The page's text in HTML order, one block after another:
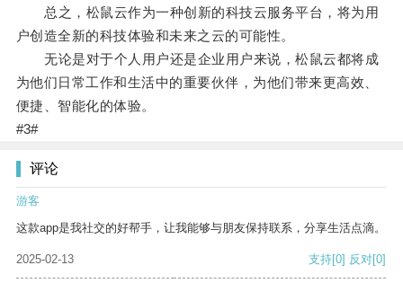
总之，松鼠云作为一种创新的科技云服务平台，将为用
户创造全新的科技体验和未来之云的可能性。
无论是对于个人用户还是企业用户来说，松鼠云都将成
为他们日常工作和生活中的重要伙伴，为他们带来更高效、
便捷、智能化的体验。
#3#
评论
游客
这款app是我社交的好帮手，让我能够与朋友保持联系，分享生活点滴。
2025-02-13 支持[0] 反对[0]